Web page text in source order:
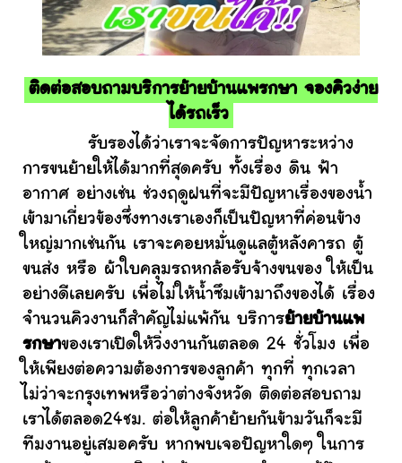
ติดต่อสอบถามบริการย้ายบ้านแพรกษา จองคิวง่าย
ได้รถเร็ว
รับรองได้ว่าเราจะจัดการปัญหาระหว่าง
การขนย้ายให้ได้มากที่สุดครับ ทั้งเรื่อง ดิน ฟ้า
อากาศ อย่างเช่น ช่วงฤดูฝนที่จะมีปัญหาเรื่องของน้ำ
เข้ามาเกี่ยวข้องซึ่งทางเราเองก็เป็นปัญหาที่ค่อนข้าง
ใหญ่มากเช่นกัน เราจะคอยหมั่นดูแลตู้หลังคารถ ตู้
ขนส่ง หรือ ผ้าใบคลุมรถหกล้อรับจ้างขนของ ให้เป็น
อย่างดีเลยครับ เพื่อไม่ให้น้ำซึมเข้ามาถึงของได้ เรื่อง
จำนวนคิวงานก็สำคัญไม่แพ้กัน บริการย้ายบ้านแพ
รกษาของเราเปิดให้วิ่งงานกันตลอด 24 ชั่วโมง เพื่อ
ให้เพียงต่อความต้องการของลูกค้า ทุกที่ ทุกเวลา
ไม่ว่าจะกรุงเทพหรือว่าต่างจังหวัด ติดต่อสอบถาม
เราได้ตลอด24ชม. ต่อให้ลูกค้าย้ายกันข้ามวันก็จะมี
ทีมงานอยู่เสมอครับ หากพบเจอปัญหาใดๆ ในการ